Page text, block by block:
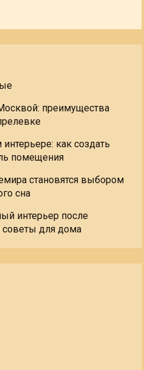
преимущества
как создать
помещения
становятся выбором
сна
интерьер после
советы для дома